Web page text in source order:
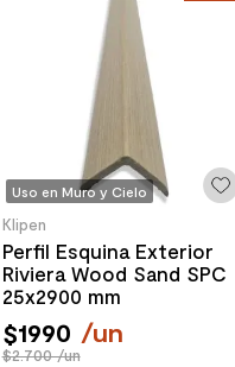
Uso en Muro y Cielo
Klipen
Perfil Esquina Exterior
Riviera Wood Sand SPC
25x2900 mm
$1990 /un
$2.700 /un